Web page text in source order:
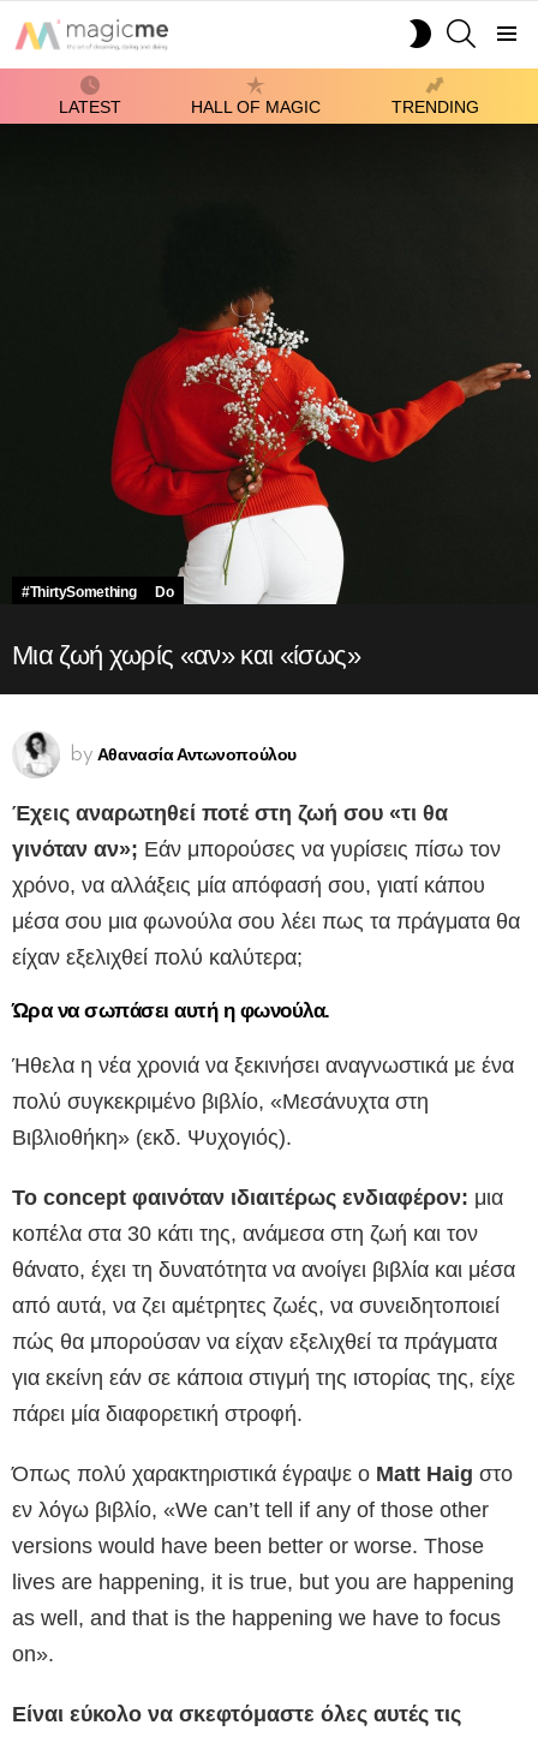
SWITCH
LATEST HALL OF MAGIC TRENDING
#ThirtySomething Do
Μια ζωή χωρίς «αν» και «ίσως»
by Αθανασία Αντωνοπούλου
Έχεις αναρωτηθεί ποτέ στη ζωή σου «τι θα
γινόταν αν»; Εάν μπορούσες να γυρίσεις πίσω τον
χρόνο, να αλλάξεις μία απόφασή σου, γιατί κάπου
μέσα σου μια φωνούλα σου λέει πως τα πράγματα θα
είχαν εξελιχθεί πολύ καλύτερα;
Ώρα να σωπάσει αυτή η φωνούλα.
Ήθελα η νέα χρονιά να ξεκινήσει αναγνωστικά με ένα
πολύ συγκεκριμένο βιβλίο, «Μεσάνυχτα στη
Βιβλιοθήκη» (εκδ. Ψυχογιός).
Το concept φαινόταν ιδιαιτέρως ενδιαφέρον: μια
κοπέλα στα 30 κάτι της, ανάμεσα στη ζωή και τον
θάνατο, έχει τη δυνατότητα να ανοίγει βιβλία και μέσα
από αυτά, να ζει αμέτρητες ζωές, να συνειδητοποιεί
πώς θα μπορούσαν να είχαν εξελιχθεί τα πράγματα
για εκείνη εάν σε κάποια στιγμή της ιστορίας της, είχε
πάρει μία διαφορετική στροφή.
Όπως πολύ χαρακτηριστικά έγραψε ο Matt Haig στο
εν λόγω βιβλίο, «We can’t tell if any of those other
versions would have been better or worse. Those
lives are happening, it is true, but you are happening
as well, and that is the happening we have to focus
on».
Είναι εύκολο να σκεφτόμαστε όλες αυτές τις